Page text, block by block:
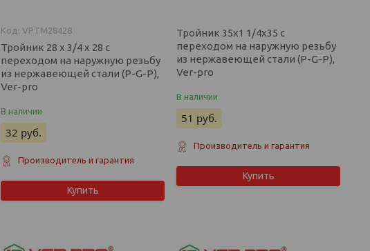
VPTM28428
Тройник 28 х 3/4 х 28 с
переходом на наружную резьбу
из нержавеющей стали (P-G-P),
Ver-pro
В наличии
32 руб.
Производитель и гарантия
Купить
Тройник 35х1 1/4х35 с
переходом на наружную резьбу
из нержавеющей стали (P-G-P),
Ver-pro
В наличии
51 руб.
Производитель и гарантия
Купить